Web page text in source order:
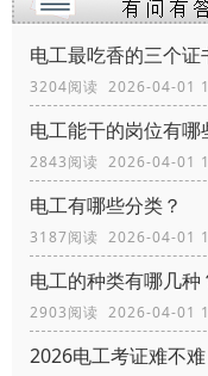
3204阅读 2026-04-01
2843阅读 2026-04-01
电工有哪些分类？
3187阅读 2026-04-01
电工的种类有哪几种
2903阅读 2026-04-01